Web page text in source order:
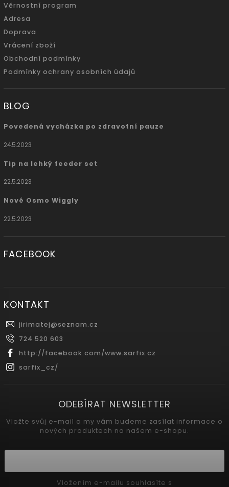
Věrnostní program
Adresa
Doprava
Vrácení zboží
Obchodní podmínky
Podmínky ochrany osobních údajů
BLOG
Povedená vycházka po zdravotní pauze
24.5.2023
Tip na lehký feeder set
22.5.2023
Nové Osmo Wiggly
22.5.2023
FACEBOOK
KONTAKT
jirimatej@seznam.cz
724 520 603
http://facebook.com/www.sarfix.cz
sarfix_cz/
ODEBÍRAT NEWSLETTER
Vložte svůj e-mail a my vám budeme zasílat informace o
nových produktech na našem e-shopu.